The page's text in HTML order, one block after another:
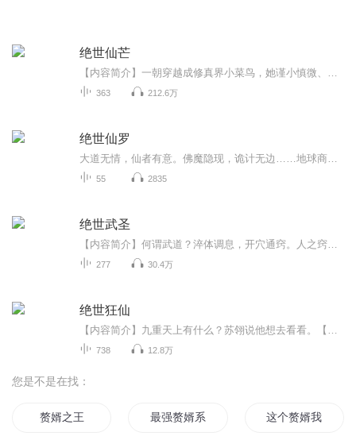
绝世仙芒
363 212.6万
绝世仙罗
55 2835
绝世武圣
277 30.4万
绝世狂仙
738 12.8万
您是不是在找：
赘婿之王 最强赘婿系统 这个赘婿我不要